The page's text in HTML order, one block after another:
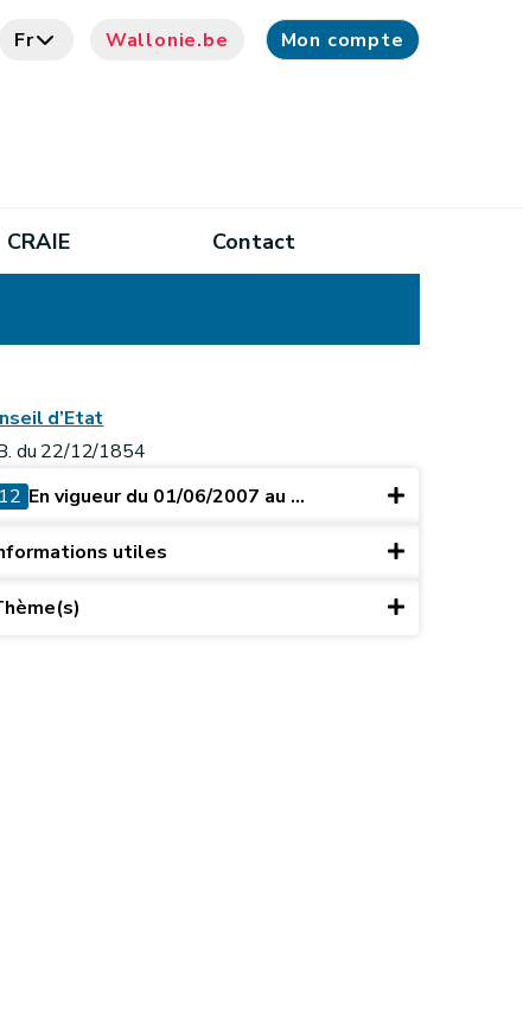
Fr Wallonie.be Mon compte
CRAIE Contact
d’Etat
du 22/12/1854
12 En vigueur du 01/06/2007 au ...
utiles